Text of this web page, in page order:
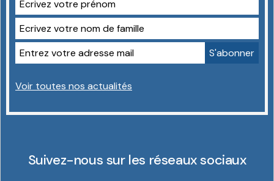
Voir toutes nos actualités
Suivez-nous sur les réseaux sociaux